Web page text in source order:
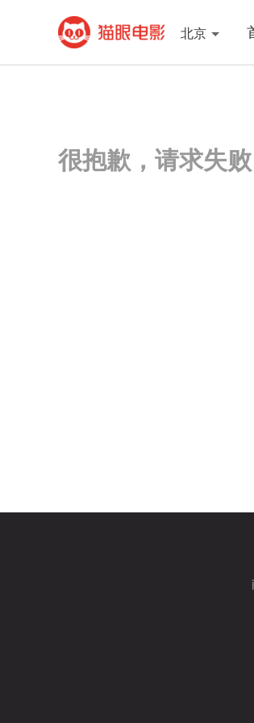
北京
很抱歉，请求失